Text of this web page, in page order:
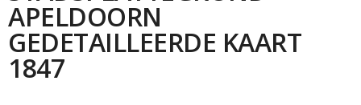
APELDOORN
GEDETAILLEERDE KAART
1847